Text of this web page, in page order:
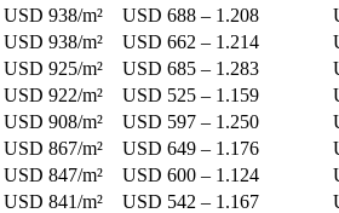
USD 938/m² USD 688 – 1.208
USD 938/m² USD 662 – 1.214
USD 925/m² USD 685 – 1.283
USD 922/m² USD 525 – 1.159
USD 908/m² USD 597 – 1.250
USD 867/m² USD 649 – 1.176
USD 847/m² USD 600 – 1.124
USD 841/m² USD 542 – 1.167